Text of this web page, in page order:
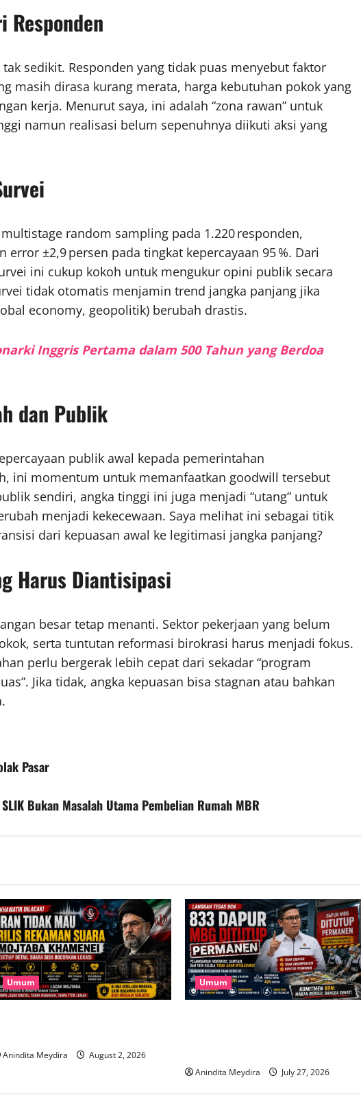
sedikit. Responden yang tidak puas menyebut faktor
masih dirasa kurang merata, harga kebutuhan pokok yang
kerja. Menurut saya, ini adalah “zona rawan” untuk
namun realisasi belum sepenuhnya diikuti aksi yang
random sampling pada 1.220 responden,
±2,9 persen pada tingkat kepercayaan 95 %. Dari
ini cukup kokoh untuk mengukur opini publik secara
tidak otomatis menjamin trend jangka panjang jika
economy, geopolitik) berubah drastis.
Inggris Pertama dalam 500 Tahun yang Berdoa
dan Publik
publik awal kepada pemerintahan
ini momentum untuk memanfaatkan goodwill tersebut
sendiri, angka tinggi ini juga menjadi “utang” untuk
menjadi kekecewaan. Saya melihat ini sebagai titik
dari kepuasan awal ke legitimasi jangka panjang?
Harus Diantisipasi
besar tetap menanti. Sektor pekerjaan yang belum
serta tuntutan reformasi birokrasi harus menjadi fokus.
perlu bergerak lebih cepat dari sekadar “program
Jika tidak, angka kepuasan bisa stagnan atau bahkan
Pasar
Bukan Masalah Utama Pembelian Rumah MBR
Umum
Anindita Meydira August 2, 2026
Umum
Anindita Meydira July 27, 2026